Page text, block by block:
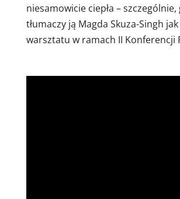
niesamowicie ciepła – szczególnie,
tłumaczy ją Magda Skuza-Singh
warsztatu w ramach II Konferencji